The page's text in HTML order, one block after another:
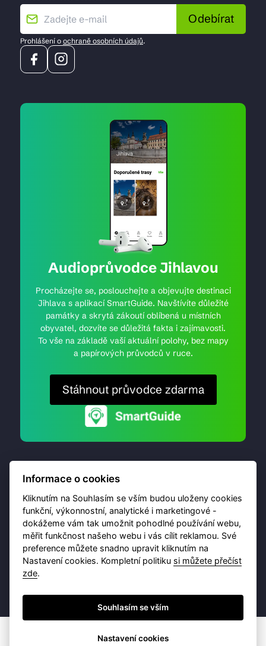
Odebírat
Prohlášení o ochraně osobních údajů.
Audioprůvodce Jihlavou
Procházejte se, poslouchejte a objevujte destinaci
Jihlava s aplikací SmartGuide. Navštívíte důležité
památky a skrytá zákoutí oblíbená u místních
obyvatel, dozvíte se důležitá fakta i zajímavosti.
To vše na základě vaší aktuální polohy, bez mapy
a papírových průvodců v ruce.
Stáhnout průvodce zdarma
© 2026 Destinační portál provozujeBrána Jihlavy,
příspěvková organizace. Všechna práva vyhrazena.
Ochrana osobních údajů
Informace o cookies
Kliknutím na Souhlasím se vším budou uloženy cookies
funkční, výkonnostní, analytické i marketingové -
dokážeme vám tak umožnit pohodlné používání webu,
měřit funkčnost našeho webu i vás cílit reklamou. Své
preference můžete snadno upravit kliknutím na
Nastavení cookies. Kompletní politiku si můžete přečíst
zde.
Souhlasím se vším
Nastavení cookies